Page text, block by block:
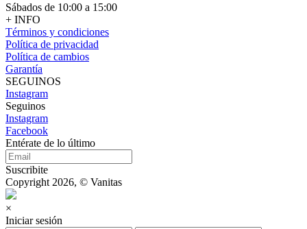
Sábados de 10:00 a 15:00
+ INFO
Términos y condiciones
Política de privacidad
Política de cambios
Garantía
SEGUINOS
Instagram
Seguinos
Instagram
Facebook
Entérate de lo último
Suscribite
Copyright 2026, © Vanitas
×
Iniciar sesión